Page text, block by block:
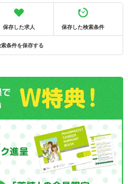
保存した求人 保存した検索条件
索条件を保存する